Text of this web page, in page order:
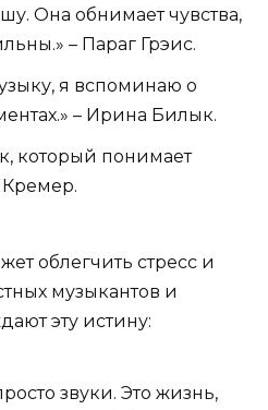
Она обнимает чувства,
– Параг Грэис.
я вспоминаю о
– Ирина Билык.
который понимает
облегчить стресс и
музыкантов и
эту истину:
звуки. Это жизнь,